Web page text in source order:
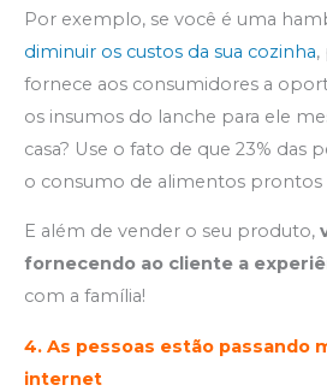
Por exemplo, se você é uma
diminuir os custos da sua cozinha,
fornece aos consumidores a
os insumos do lanche para ele
casa? Use o fato de que 23% das
o consumo de alimentos prontos
E além de vender o seu produto,
fornecendo ao cliente a
com a família!
4. As pessoas estão passando
internet